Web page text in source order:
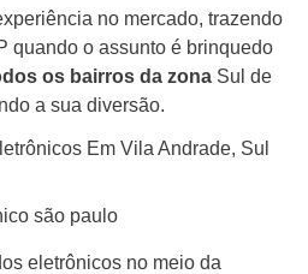
no mercado, trazendo
quando o assunto é brinquedo
os bairros da zona Sul de
a sua diversão.
Em Vila Andrade, Sul
eletrônicos no meio da